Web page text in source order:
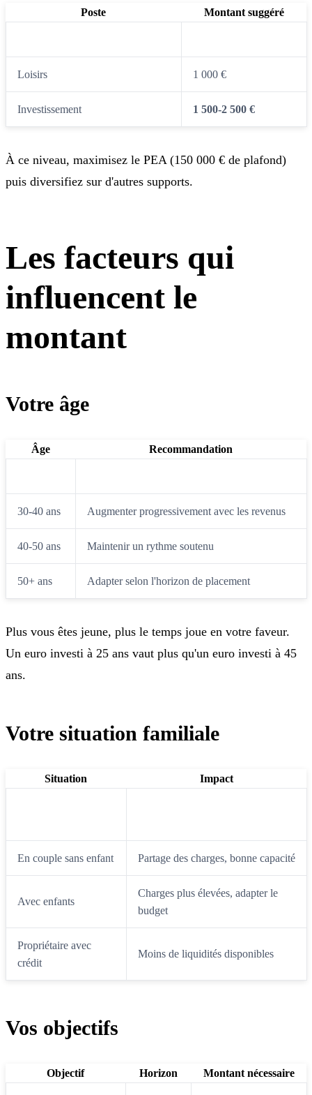
Poste Montant suggéré
Loisirs 1 000 €
Investissement 1 500-2 500 €
À ce niveau, maximisez le PEA (150 000 € de plafond)
puis diversifiez sur d'autres supports.
Les facteurs qui
influencent le
montant
Votre âge
Âge Recommandation
30-40 ans Augmenter progressivement avec les revenus
40-50 ans Maintenir un rythme soutenu
50+ ans Adapter selon l'horizon de placement
Plus vous êtes jeune, plus le temps joue en votre faveur.
Un euro investi à 25 ans vaut plus qu'un euro investi à 45
ans.
Votre situation familiale
Situation Impact
En couple sans enfant Partage des charges, bonne capacité
Avec enfants
Charges plus élevées, adapter le
budget
Propriétaire avec
crédit
Moins de liquidités disponibles
Vos objectifs
Objectif Horizon Montant nécessaire